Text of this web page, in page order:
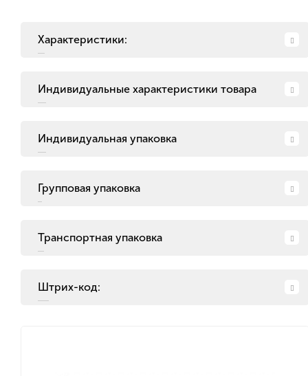
Характеристики:
Индивидуальные характеристики товара
Индивидуальная упаковка
Групповая упаковка
Транспортная упаковка
Штрих-код: